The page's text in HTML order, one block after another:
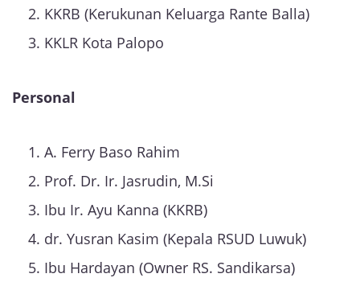
KKRB (Kerukunan Keluarga Rante Balla)
KKLR Kota Palopo
Personal
A. Ferry Baso Rahim
Prof. Dr. Ir. Jasrudin, M.Si
Ibu Ir. Ayu Kanna (KKRB)
dr. Yusran Kasim (Kepala RSUD Luwuk)
Ibu Hardayan (Owner RS. Sandikarsa)